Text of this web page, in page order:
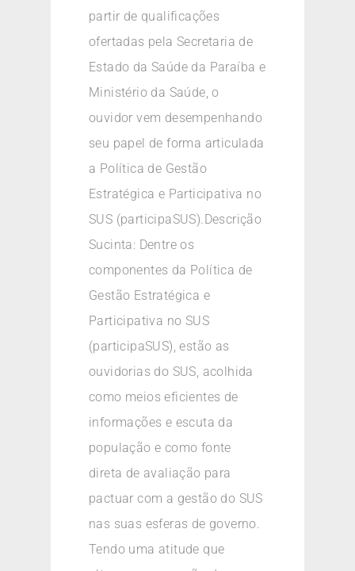
partir de qualificações
ofertadas pela Secretaria de
Estado da Saúde da Paraíba e
Ministério da Saúde, o
ouvidor vem desempenhando
seu papel de forma articulada
a Política de Gestão
Estratégica e Participativa no
SUS (participaSUS).Descrição
Sucinta: Dentre os
componentes da Política de
Gestão Estratégica e
Participativa no SUS
(participaSUS), estão as
ouvidorias do SUS, acolhida
como meios eficientes de
informações e escuta da
população e como fonte
direta de avaliação para
pactuar com a gestão do SUS
nas suas esferas de governo.
Tendo uma atitude que